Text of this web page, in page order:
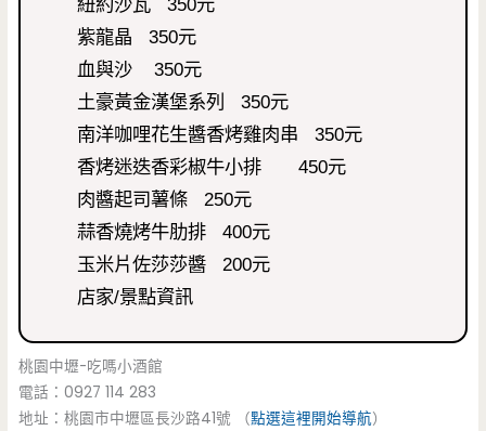
紐約沙瓦 350元
紫龍晶 350元
血與沙 350元
土豪黃金漢堡系列 350元
南洋咖哩花生醬香烤雞肉串 350元
香烤迷迭香彩椒牛小排 450元
肉醬起司薯條 250元
蒜香燒烤牛肋排 400元
玉米片佐莎莎醬 200元
店家/景點資訊
桃園中壢-吃嗎小酒館
電話：0927 114 283
地址：桃園市中壢區長沙路41號 （點選這裡開始導航）